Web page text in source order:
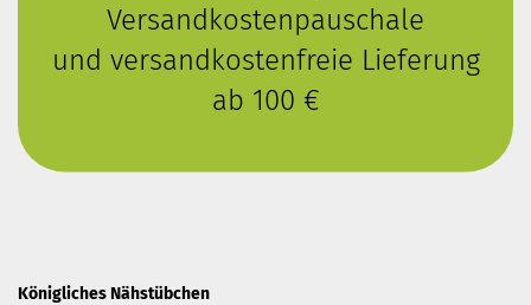
Versandkostenpauschale
und versandkostenfreie Lieferung
ab 100 €
Königliches Nähstübchen